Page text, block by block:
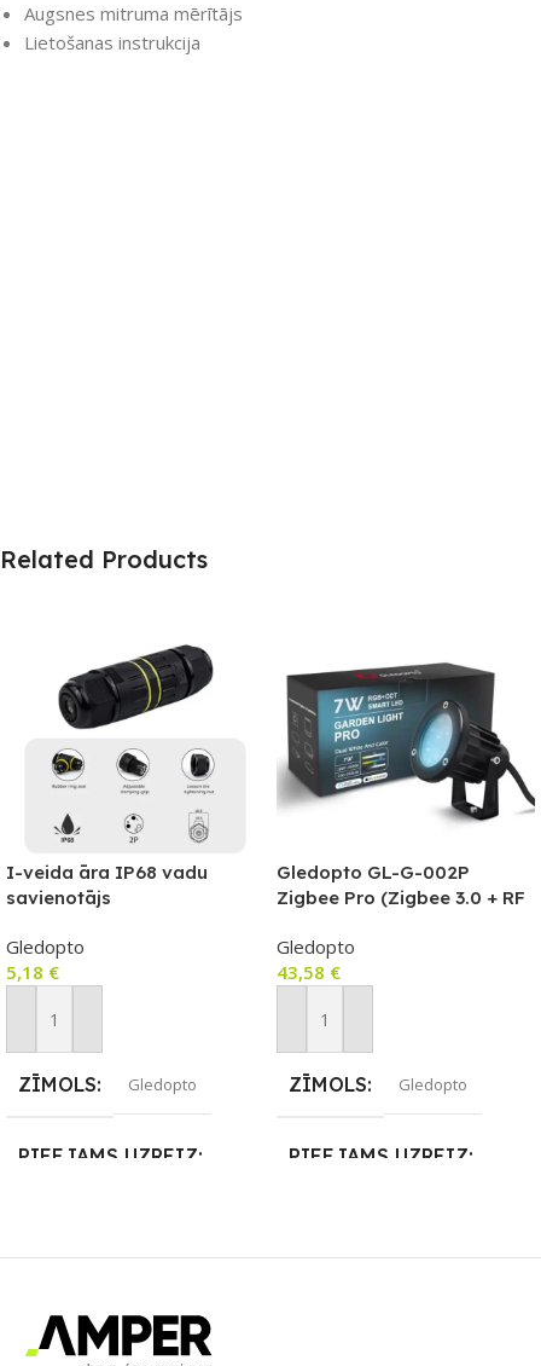
Augsnes mitruma mērītājs
Lietošanas instrukcija
Related Products
I-veida āra IP68 vadu
savienotājs
Gledopto
5,18 €
Pievienot Grozam
ZĪMOLS Gledopto
PIEEJAMS UZREIZ
SKAITS
Gledopto GL-G-002P
Zigbee Pro (Zigbee 3.0 + RF
prožektors RGB+CCT 230V
Gledopto
43,58 €
Pievienot Grozam
ZĪMOLS Gledopto
PIEEJAMS UZREIZ